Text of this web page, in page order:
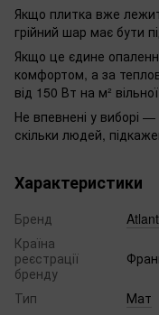
Якщо плитка вже
грійний шар має бути
Якщо це єдине
комфортом, а за
від 150 Вт на м²
Не впевнені у виборі
скільки людей,
Характеристики
Бренд
Країна
реєстрації
бренду
Тип
Мат